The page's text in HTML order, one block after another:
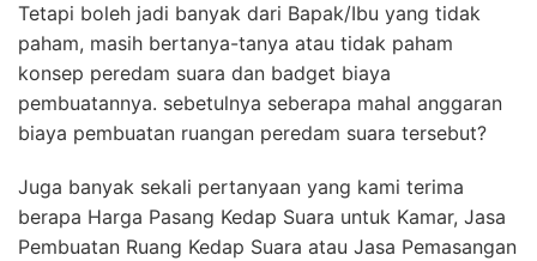
Tetapi boleh jadi banyak dari Bapak/Ibu yang tidak
paham, masih bertanya-tanya atau tidak paham
konsep peredam suara dan badget biaya
pembuatannya. sebetulnya seberapa mahal anggaran
biaya pembuatan ruangan peredam suara tersebut?
Juga banyak sekali pertanyaan yang kami terima
berapa Harga Pasang Kedap Suara untuk Kamar, Jasa
Pembuatan Ruang Kedap Suara atau Jasa Pemasangan